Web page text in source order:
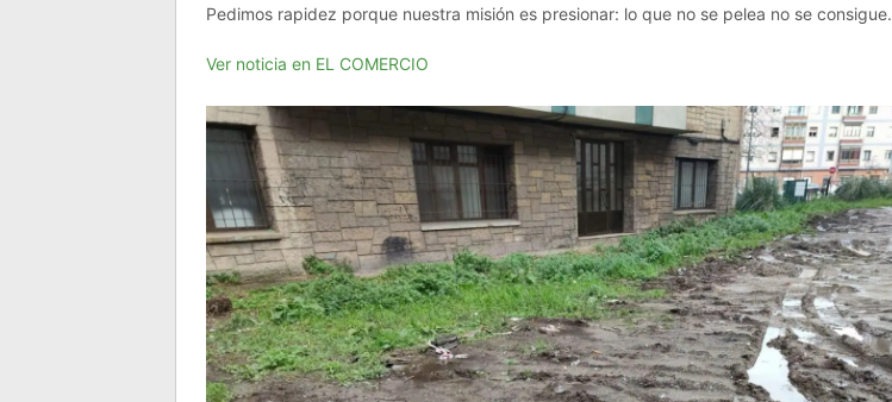
Pedimos rapidez porque nuestra misión es presionar: lo que no se pelea no se consigue.
Ver noticia en EL COMERCIO